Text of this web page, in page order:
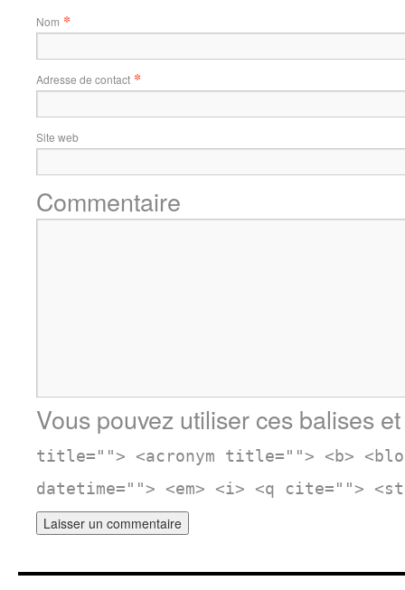
Nom *
Adresse de contact *
Site web
Commentaire
Vous pouvez utiliser ces balises
title=""> <acronym title=""> <b>
datetime=""> <em> <i> <q cite="">